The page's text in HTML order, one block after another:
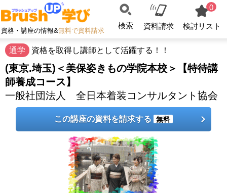
資格・講座の情報&無料で資料請求
検索 資料請求
0
検討リスト
通学 資格を取得し講師として活躍する！！
(東京.埼玉)＜美保姿きもの学院本校＞【特待講
師養成コース】
一般社団法人 全日本着装コンサルタント協会
この講座の資料を請求する 無料